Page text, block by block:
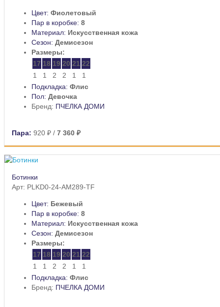
Цвет: Фиолетовый
Пар в коробке: 8
Материал: Искусственная кожа
Сезон: Демисезон
Размеры:
17 18 19 20 21 22
1
1 2 2 1
1
Подкладка: Флис
Пол: Девочка
Бренд: ПЧЕЛКА ДОМИ
Пара: 920 ₽ / 7 360 ₽
Ботинки
Арт: PLKD0-24-AM289-TF
Цвет: Бежевый
Пар в коробке: 8
Материал: Искусственная кожа
Сезон: Демисезон
Размеры:
17 18 19 20 21 22
1
1 2 2 1
1
Подкладка: Флис
Бренд: ПЧЕЛКА ДОМИ